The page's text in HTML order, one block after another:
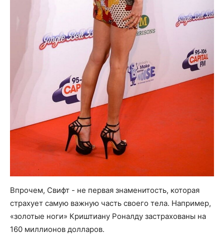
Впрочем, Свифт - не первая знаменитость, которая
страхует самую важную часть своего тела. Например,
«золотые ноги» Криштиану Роналду застрахованы на
160 миллионов долларов.